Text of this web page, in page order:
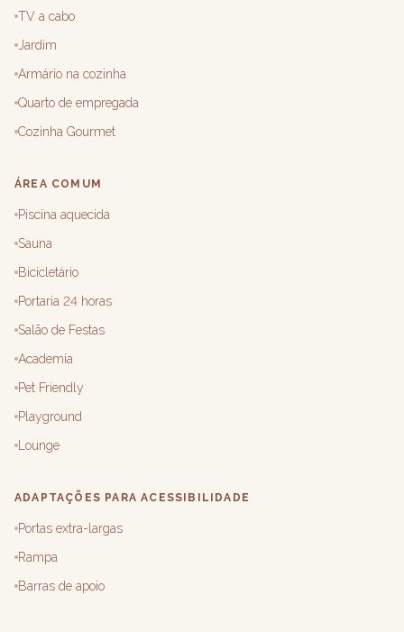
TV a cabo
Jardim
Armário na cozinha
Quarto de empregada
Cozinha Gourmet
ÁREA COMUM
Piscina aquecida
Sauna
Bicicletário
Portaria 24 horas
Salão de Festas
Academia
Pet Friendly
Playground
Lounge
ADAPTAÇÕES PARA ACESSIBILIDADE
Portas extra-largas
Rampa
Barras de apoio